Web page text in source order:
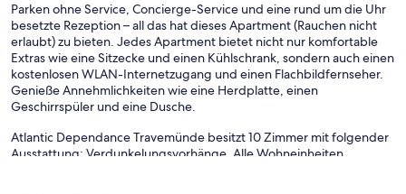
Parken ohne Service, Concierge-Service und eine rund um die Uhr
besetzte Rezeption – all das hat dieses Apartment (Rauchen nicht
erlaubt) zu bieten. Jedes Apartment bietet nicht nur komfortable
Extras wie eine Sitzecke und einen Kühlschrank, sondern auch einen
kostenlosen WLAN-Internetzugang und einen Flachbildfernseher.
Genieße Annehmlichkeiten wie eine Herdplatte, einen
Geschirrspüler und eine Dusche.
Atlantic Dependance Travemünde besitzt 10 Zimmer mit folgender
Ausstattung: Verdunkelungsvorhänge. Alle Wohneinheiten